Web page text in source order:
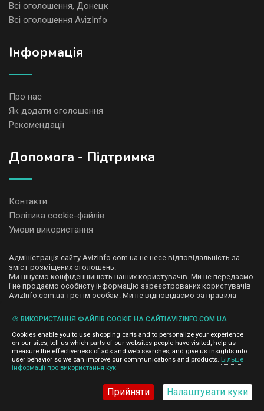
Всі оголошення, Донецк
Всі оголошення AvizInfo
Iнформація
Про нас
Як додати оголошення
Рекомендації
Допомога - Підтримка
Контакти
Політика cookie-файлів
Умови використання
Адміністрація сайту AvizInfo.com.ua не несе відповідальність за
зміст розміщених оголошень.
Ми цінуємо конфіденційність наших користувачів. Ми не передаємо
і не продаємо особисту інформацію зареєстрованих користувачів
AvizInfo.com.ua третім особам. Ми не відповідаємо за правила
деяких сторінках нашого сайту представлена реклама Google
Adsense Advertising Network. Щоб дізнатися детальніше про
правила конфіденційності Googleнатисніть тут.
©2008-2026,AvizInfo.com.ua
🍪 ВИКОРИСТАННЯ ФАЙЛІВ COOKIE НА САЙТІAVIZINFO.COM.UA
Cookies enable you to use shopping carts and to personalize your experience
on our sites, tell us which parts of our websites people have visited, help us
measure the effectiveness of ads and web searches, and give us insights into
user behavior so we can improve our communications and products. Більше
інформації про використання кук
Прийняти Налаштувати куки